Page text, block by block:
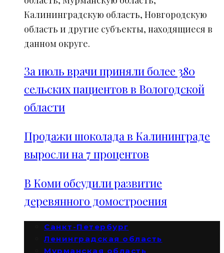
Калининградскую область, Новгородскую
область и другие субъекты, находящиеся в
данном округе.
За июль врачи приняли более 380
сельских пациентов в Вологодской
области
Продажи шоколада в Калининграде
выросли на 7 процентов
В Коми обсудили развитие
деревянного домостроения
Санкт-Петербург
Ленинградская область
Мурманская область